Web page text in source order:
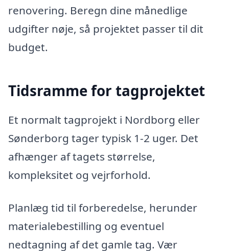
renovering. Beregn dine månedlige
udgifter nøje, så projektet passer til dit
budget.
Tidsramme for tagprojektet
Et normalt tagprojekt i Nordborg eller
Sønderborg tager typisk 1-2 uger. Det
afhænger af tagets størrelse,
kompleksitet og vejrforhold.
Planlæg tid til forberedelse, herunder
materialebestilling og eventuel
nedtagning af det gamle tag. Vær